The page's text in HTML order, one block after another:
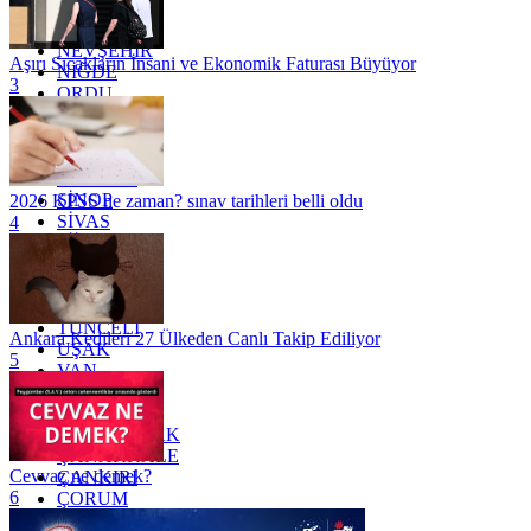
MUĞLA
MUŞ
NEVŞEHİR
NİĞDE
ORDU
OSMANİYE
RİZE
SAKARYA
SAMSUN
SİNOP
SİVAS
SİİRT
TEKİRDAĞ
TOKAT
TRABZON
TUNCELİ
UŞAK
VAN
YALOVA
YOZGAT
ZONGULDAK
ÇANAKKALE
ÇANKIRI
ÇORUM
İSTANBUL
Aşırı Sıcakların İnsani ve Ekonomik Faturası Büyüyor
3
2026 KPSS ne zaman? sınav tarihleri belli oldu
4
Ankara Kedileri 27 Ülkeden Canlı Takip Ediliyor
5
Cevvaz ne demek?
6